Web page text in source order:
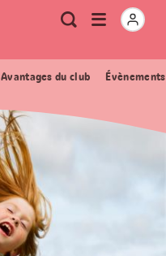
Métanavigation
RechercheOuvrir
Avantages du club